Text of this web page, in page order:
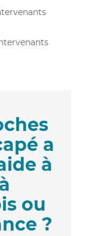
a
à
ou
?